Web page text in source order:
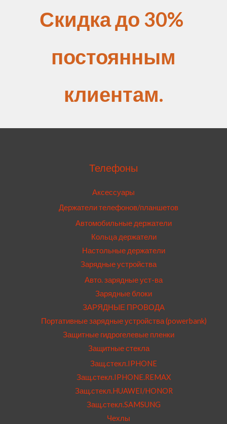
Скидка до 30%
постоянным
клиентам.
Телефоны
Аксессуары
Держатели телефонов/планшетов
Автомобильные держатели
Кольца держатели
Настольные держатели
Зарядные устройства
Авто. зарядные уст-ва
Зарядные блоки
ЗАРЯДНЫЕ ПРОВОДА
Портативные зарядные устройства (powerbank)
Защитные гидрогелевые пленки
Защитные стекла
Защ.стекл.IPHONE
Защ.стекл.IPHONE.REMAX
Защ.стекл.HUAWEI/HONOR
Защ.стекл.SAMSUNG
Чехлы